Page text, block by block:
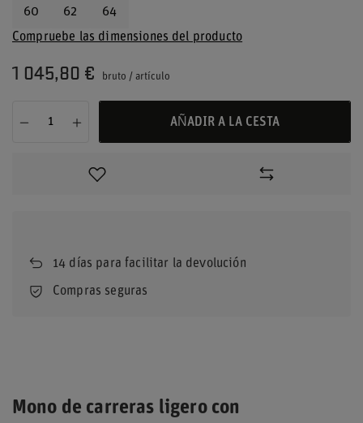
60 62
64
Compruebe las dimensiones del producto
1 045,80 € bruto / artículo
AÑADIR A LA CESTA
14 días para facilitar la devolución
Compras seguras
Mono de carreras ligero con